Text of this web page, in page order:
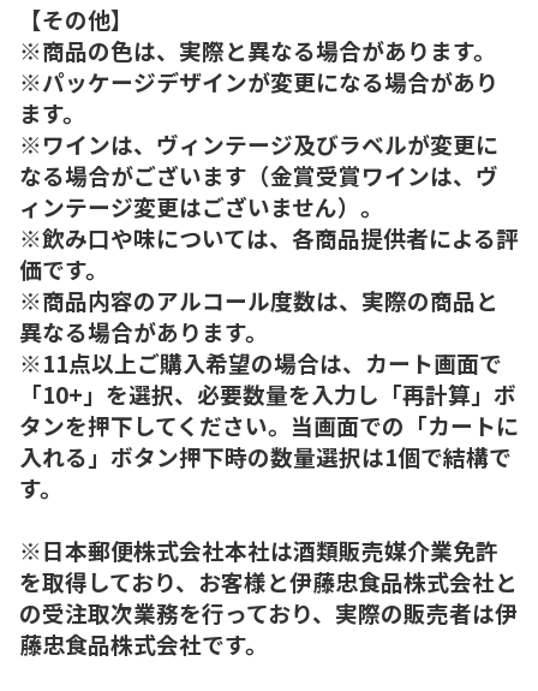
【その他】
※商品の色は、実際と異なる場合があります。
※パッケージデザインが変更になる場合があり
ます。
※ワインは、ヴィンテージ及びラベルが変更に
なる場合がございます（金賞受賞ワインは、ヴ
ィンテージ変更はございません）。
※飲み口や味については、各商品提供者による評
価です。
※商品内容のアルコール度数は、実際の商品と
異なる場合があります。
※11点以上ご購入希望の場合は、カート画面で
「10+」を選択、必要数量を入力し「再計算」ボ
タンを押下してください。当画面での「カートに
入れる」ボタン押下時の数量選択は1個で結構で
す。
※日本郵便株式会社本社は酒類販売媒介業免許
を取得しており、お客様と伊藤忠食品株式会社と
の受注取次業務を行っており、実際の販売者は伊
藤忠食品株式会社です。